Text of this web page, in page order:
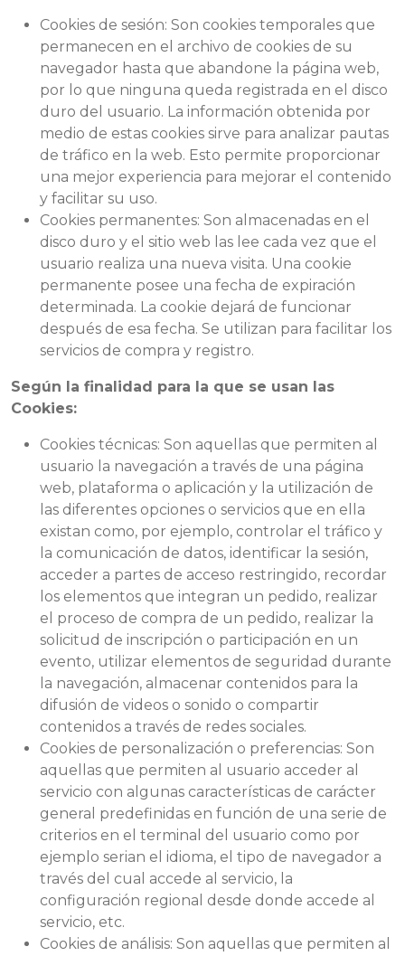
Cookies de sesión: Son cookies temporales que
permanecen en el archivo de cookies de su
navegador hasta que abandone la página web,
por lo que ninguna queda registrada en el disco
duro del usuario. La información obtenida por
medio de estas cookies sirve para analizar pautas
de tráfico en la web. Esto permite proporcionar
una mejor experiencia para mejorar el contenido
y facilitar su uso.
Cookies permanentes: Son almacenadas en el
disco duro y el sitio web las lee cada vez que el
usuario realiza una nueva visita. Una cookie
permanente posee una fecha de expiración
determinada. La cookie dejará de funcionar
después de esa fecha. Se utilizan para facilitar los
servicios de compra y registro.
Según la finalidad para la que se usan las
Cookies:
Cookies técnicas: Son aquellas que permiten al
usuario la navegación a través de una página
web, plataforma o aplicación y la utilización de
las diferentes opciones o servicios que en ella
existan como, por ejemplo, controlar el tráfico y
la comunicación de datos, identificar la sesión,
acceder a partes de acceso restringido, recordar
los elementos que integran un pedido, realizar
el proceso de compra de un pedido, realizar la
solicitud de inscripción o participación en un
evento, utilizar elementos de seguridad durante
la navegación, almacenar contenidos para la
difusión de videos o sonido o compartir
contenidos a través de redes sociales.
Cookies de personalización o preferencias: Son
aquellas que permiten al usuario acceder al
servicio con algunas características de carácter
general predefinidas en función de una serie de
criterios en el terminal del usuario como por
ejemplo serian el idioma, el tipo de navegador a
través del cual accede al servicio, la
configuración regional desde donde accede al
servicio, etc.
Cookies de análisis: Son aquellas que permiten al